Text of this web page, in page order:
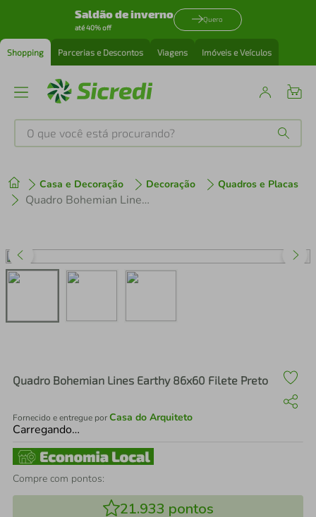
Saldão de inverno
até 40% off
Quero
Shopping Parcerias e Descontos Viagens Imóveis e Veículos
O que você está procurando?
Casa e Decoração Decoração Quadros e Placas
Quadro Bohemian Lines Earthy 86x60 Filete Preto
Quadro Bohemian Lines Earthy 86x60 Filete Preto
Fornecido e entregue porCasa do Arquiteto
Carregando…
Compre com pontos:
21.933 pontos
1º tenis
perfume